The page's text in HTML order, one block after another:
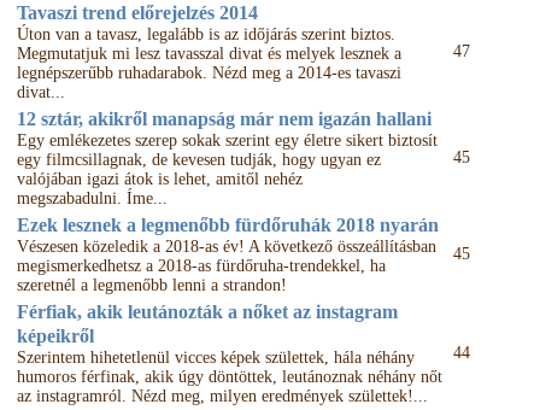
Tavaszi trend előrejelzés 2014
Úton van a tavasz, legalább is az időjárás szerint biztos.
Megmutatjuk mi lesz tavasszal divat és melyek lesznek a
legnépszerűbb ruhadarabok. Nézd meg a 2014-es tavaszi
divat...
47
12 sztár, akikről manapság már nem igazán hallani
Egy emlékezetes szerep sokak szerint egy életre sikert biztosít
egy filmcsillagnak, de kevesen tudják, hogy ugyan ez
valójában igazi átok is lehet, amitől nehéz
megszabadulni. Íme...
45
Ezek lesznek a legmenőbb fürdőruhák 2018 nyarán
Vészesen közeledik a 2018-as év! A következő összeállításban
megismerkedhetsz a 2018-as fürdőruha-trendekkel, ha
szeretnél a legmenőbb lenni a strandon!
45
Férfiak, akik leutánozták a nőket az instagram
képeikről
Szerintem hihetetlenül vicces képek születtek, hála néhány
humoros férfinak, akik úgy döntöttek, leutánoznak néhány nőt
az instagramról. Nézd meg, milyen eredmények születtek!...
44